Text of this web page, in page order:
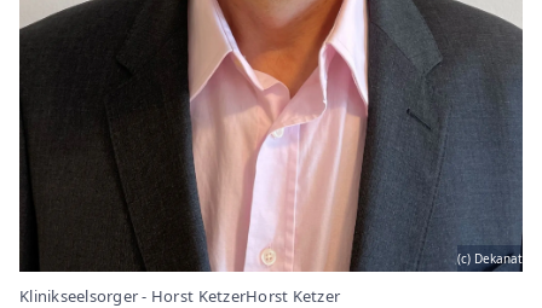
(c) Dekanat
Klinikseelsorger - Horst KetzerHorst Ketzer